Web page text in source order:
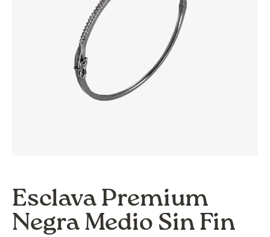
Esclava Premium
Negra Medio Sin Fin